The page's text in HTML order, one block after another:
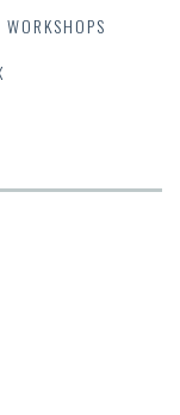
WORKSHOPS